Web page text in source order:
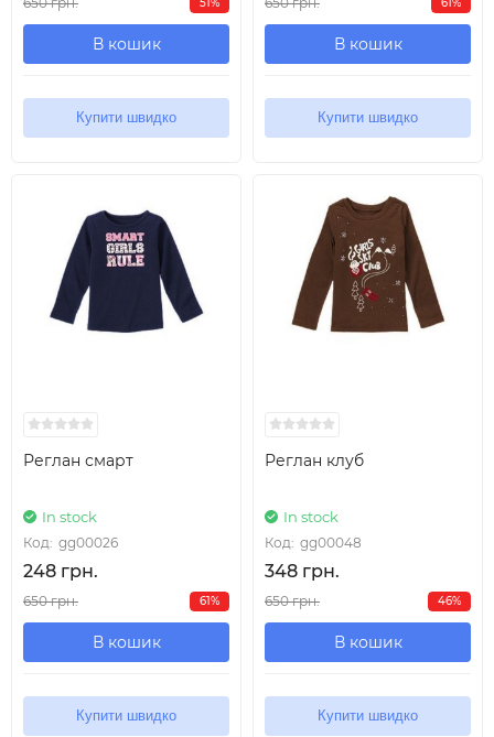
51%
В кошик
Купити швидко
61%
В кошик
Купити швидко
Реглан смарт
In stock
Код: gg00026
248 грн.
650 грн. 61%
В кошик
Купити швидко
Реглан клуб
In stock
Код: gg00048
348 грн.
650 грн. 46%
В кошик
Купити швидко